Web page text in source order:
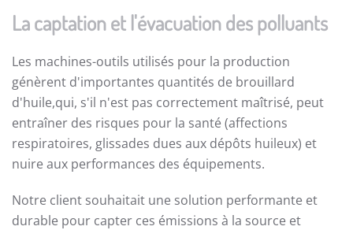
La captation et l'évacuation des polluants
Les machines-outils utilisés pour la production
génèrent d'importantes quantités de brouillard
d'huile,qui, s'il n'est pas correctement maîtrisé, peut
entraîner des risques pour la santé (affections
respiratoires, glissades dues aux dépôts huileux) et
nuire aux performances des équipements.
Notre client souhaitait une solution performante et
durable pour capter ces émissions à la source et